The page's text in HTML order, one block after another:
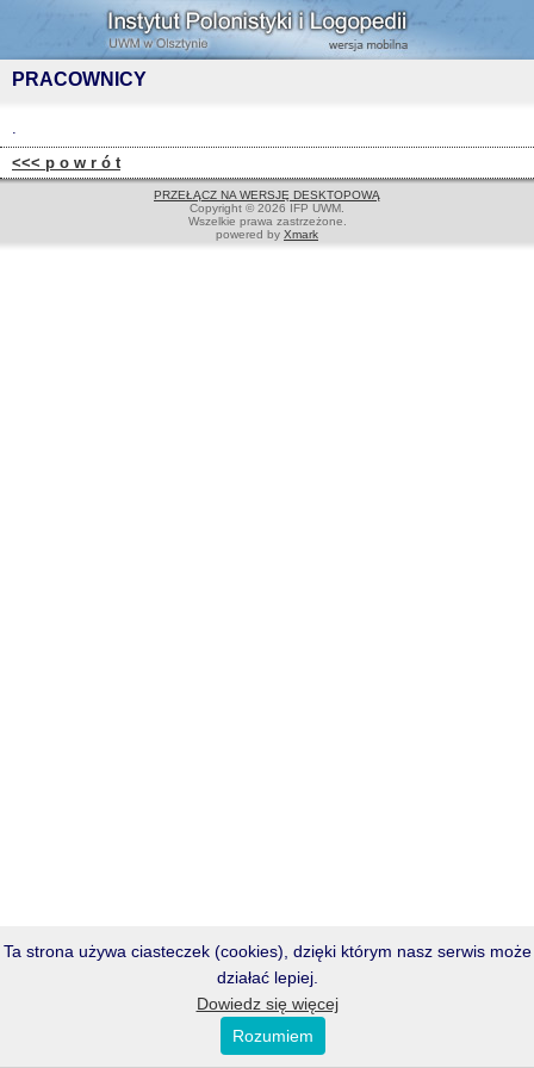
PRACOWNICY
.
<<< p o w r ó t
PRZEŁĄCZ NA WERSJĘ DESKTOPOWĄ
Copyright © 2026 IFP UWM.
Wszelkie prawa zastrzeżone.
powered by Xmark
Ta strona używa ciasteczek (cookies), dzięki którym nasz serwis może
działać lepiej.
Dowiedz się więcej
Rozumiem